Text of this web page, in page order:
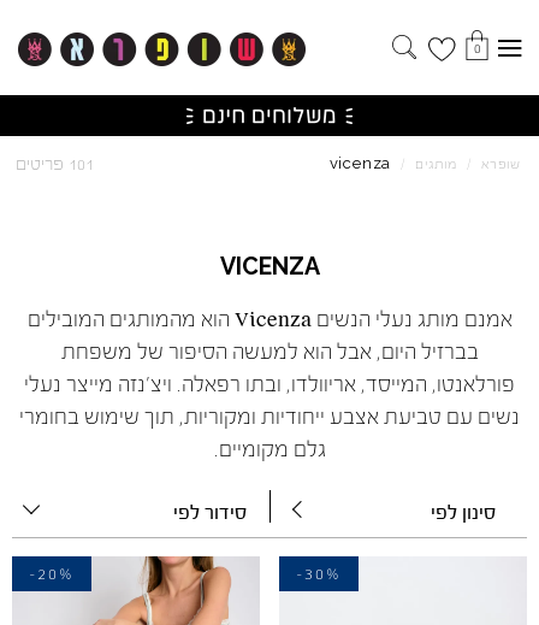
0
שופרא / מותגים /
vicenza
VICENZA
אמנם מותג נעלי הנשים Vicenza הוא מהמותגים המובילים
בברזיל היום, אבל הוא למעשה הסיפור של משפחת
פורלאנטו, המייסד, אריוולדו, ובתו רפאלה. ויצ'נזה מייצר נעלי
נשים עם טביעת אצבע ייחודיות ומקוריות, תוך שימוש בחומרי
גלם מקומיים.
סינון לפי
101 פריטים
סידור לפי
-30%
-20%